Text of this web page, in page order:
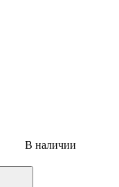
В наличии